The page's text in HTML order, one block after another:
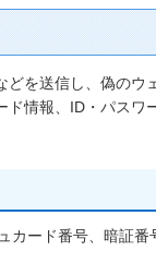
を送信し、偽のウ
情報、ID・パス
カード番号、暗証番